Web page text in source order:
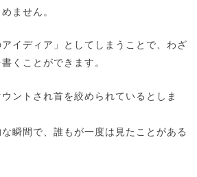
ません。
イディア」としてしまうことで、わざ
くことができます。
ントされ首を絞められているとしま
瞬間で、誰もが一度は見たことがある